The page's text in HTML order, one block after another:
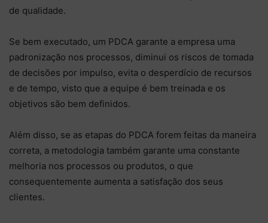
de qualidade.
Se bem executado, um PDCA garante a empresa uma
padronização nos processos, diminui os riscos de tomada
de decisões por impulso, evita o desperdício de recursos
e de tempo, visto que a equipe é bem treinada e os
objetivos são bem definidos.
Além disso, se as etapas do PDCA forem feitas da maneira
correta, a metodologia também garante uma constante
melhoria nos processos ou produtos, o que
consequentemente aumenta a satisfação dos seus
clientes.